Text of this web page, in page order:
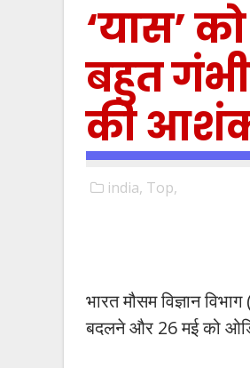
‘यास’
बहुत
की
india, Top,
भारत मौसम विज्ञान
बदलने और 26 मई को